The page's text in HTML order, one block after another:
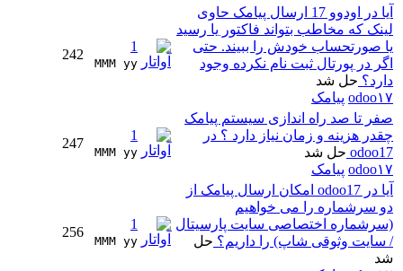
آیا در اودوو 17 ارسال پیامک حاوی
لینک که مخاطب بتواند فاکتور یا رسید
یا صورتحساب خودش را ببیند. حتی
اگر در پورتال ثبت نام نکرده وجود
دارد؟ حل شد
odoo۱۷ پیامک
1
MMM yy
242
صفر تا صد راه اندازی سیستم پیامک
چقدر هزینه و زمان نیاز دارد ؟ در
odoo17 حل شد
odoo۱۷ پیامک
1
MMM yy
247
آیا در odoo17 امکان ارسال پیامک از
دو سرشماره را می خواهیم
(سرشماره اختصاصی سایت پارسیتال
/ سایت وثوقی شاپ) را داریم؟ حل
شد
1
MMM yy
256